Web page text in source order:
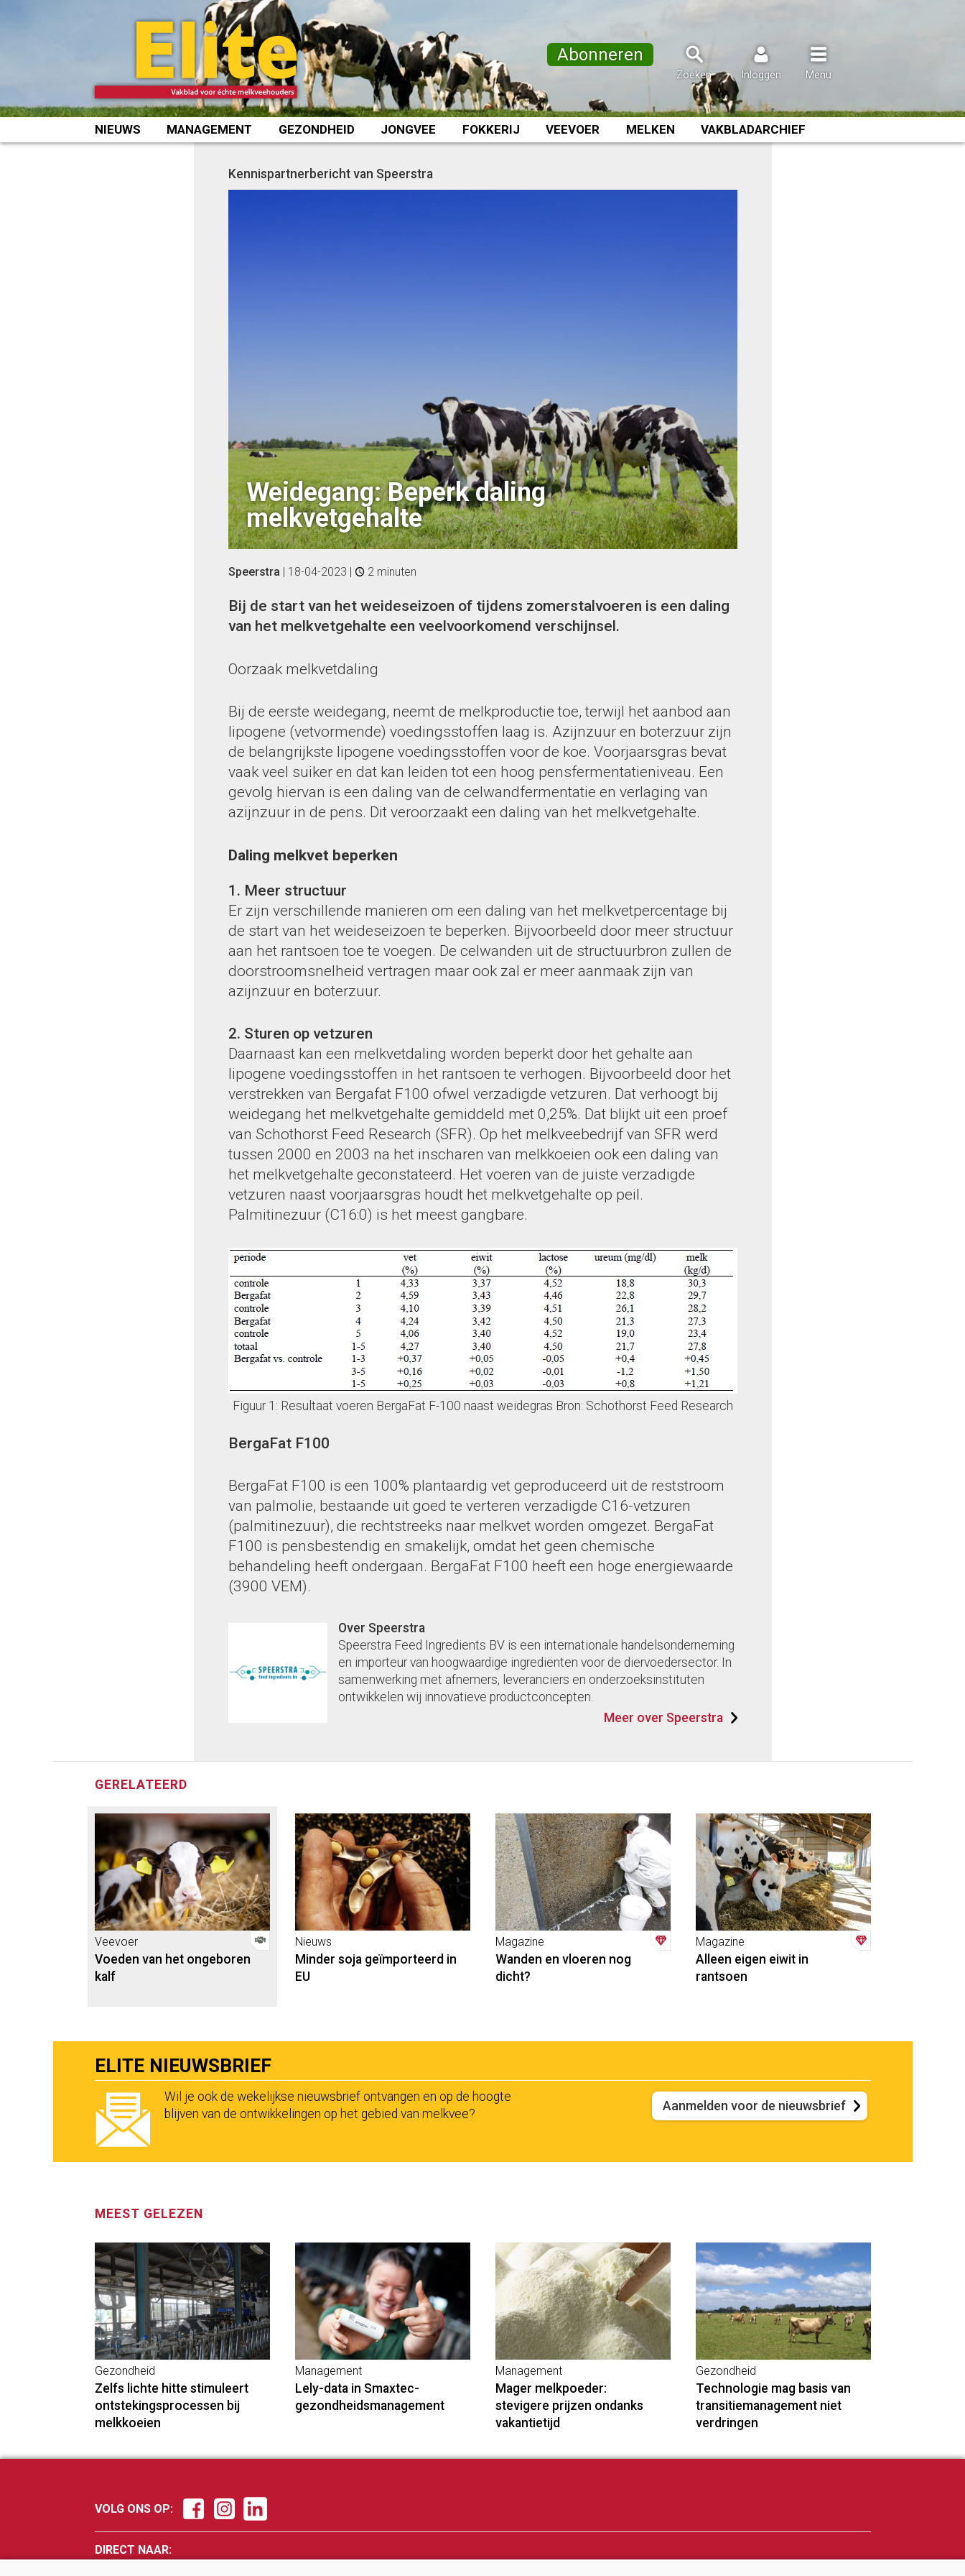
Abonneren
Zoeken Inloggen Menu
NIEUWS MANAGEMENT GEZONDHEID JONGVEE FOKKERIJ VEEVOER MELKEN VAKBLADARCHIEF
Kennispartnerbericht van Speerstra
Weidegang: Beperk daling
melkvetgehalte
Speerstra | 18-04-2023 | 2 minuten
Bij de start van het weideseizoen of tijdens zomerstalvoeren is een daling
van het melkvetgehalte een veelvoorkomend verschijnsel.
Oorzaak melkvetdaling
Bij de eerste weidegang, neemt de melkproductie toe, terwijl het aanbod aan
lipogene (vetvormende) voedingsstoffen laag is. Azijnzuur en boterzuur zijn
de belangrijkste lipogene voedingsstoffen voor de koe. Voorjaarsgras bevat
vaak veel suiker en dat kan leiden tot een hoog pensfermentatieniveau. Een
gevolg hiervan is een daling van de celwandfermentatie en verlaging van
azijnzuur in de pens. Dit veroorzaakt een daling van het melkvetgehalte.
Daling melkvet beperken
1. Meer structuur
Er zijn verschillende manieren om een daling van het melkvetpercentage bij
de start van het weideseizoen te beperken. Bijvoorbeeld door meer structuur
aan het rantsoen toe te voegen. De celwanden uit de structuurbron zullen de
doorstroomsnelheid vertragen maar ook zal er meer aanmaak zijn van
azijnzuur en boterzuur.
2. Sturen op vetzuren
Daarnaast kan een melkvetdaling worden beperkt door het gehalte aan
lipogene voedingsstoffen in het rantsoen te verhogen. Bijvoorbeeld door het
verstrekken van Bergafat F100 ofwel verzadigde vetzuren. Dat verhoogt bij
weidegang het melkvetgehalte gemiddeld met 0,25%. Dat blijkt uit een proef
van Schothorst Feed Research (SFR). Op het melkveebedrijf van SFR werd
tussen 2000 en 2003 na het inscharen van melkkoeien ook een daling van
het melkvetgehalte geconstateerd. Het voeren van de juiste verzadigde
vetzuren naast voorjaarsgras houdt het melkvetgehalte op peil.
Palmitinezuur (C16:0) is het meest gangbare.
Figuur 1: Resultaat voeren BergaFat F-100 naast weidegras Bron: Schothorst Feed Research
BergaFat F100
BergaFat F100 is een 100% plantaardig vet geproduceerd uit de reststroom
van palmolie, bestaande uit goed te verteren verzadigde C16-vetzuren
(palmitinezuur), die rechtstreeks naar melkvet worden omgezet. BergaFat
F100 is pensbestendig en smakelijk, omdat het geen chemische
behandeling heeft ondergaan. BergaFat F100 heeft een hoge energiewaarde
(3900 VEM).
Over Speerstra
Speerstra Feed Ingredients BV is een internationale handelsonderneming
en importeur van hoogwaardige ingrediënten voor de diervoedersector. In
samenwerking met afnemers, leveranciers en onderzoeksinstituten
ontwikkelen wij innovatieve productconcepten.
Meer over Speerstra
GERELATEERD
Veevoer
Voeden van het ongeboren
kalf
Nieuws
Minder soja geïmporteerd in
EU
Magazine
Wanden en vloeren nog
dicht?
Magazine
Alleen eigen eiwit in
rantsoen
ELITE NIEUWSBRIEF
Wil je ook de wekelijkse nieuwsbrief ontvangen en op de hoogte
blijven van de ontwikkelingen op het gebied van melkvee?
Aanmelden voor de nieuwsbrief
MEEST GELEZEN
Gezondheid
Zelfs lichte hitte stimuleert
ontstekingsprocessen bij
melkkoeien
Management
Lely-data in Smaxtec-
gezondheidsmanagement
Management
Mager melkpoeder:
stevigere prijzen ondanks
vakantietijd
Gezondheid
Technologie mag basis van
transitiemanagement niet
verdringen
VOLG ONS OP:
DIRECT NAAR: